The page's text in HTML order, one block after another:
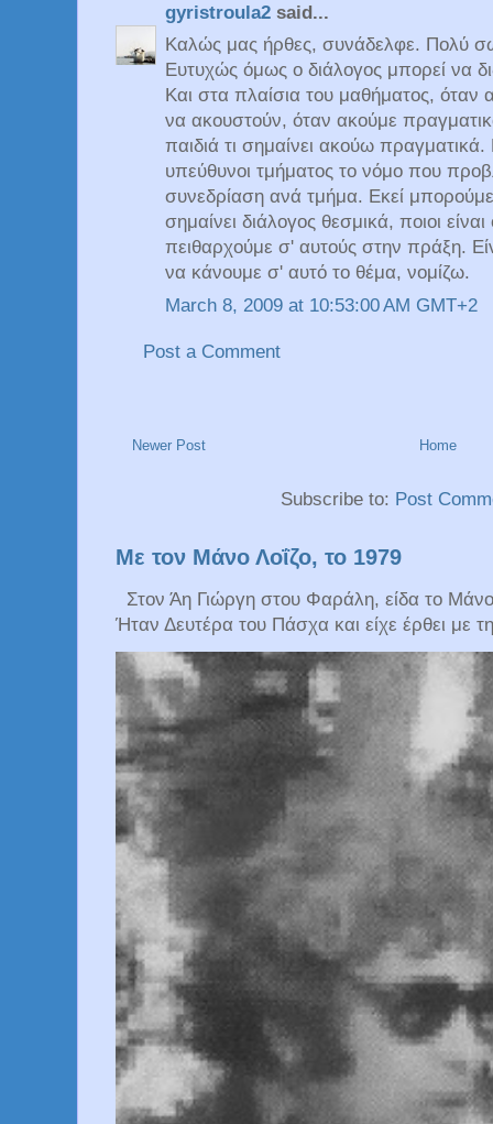
gyristroula2 said...
Kαλώς μας ήρθες, συνάδελφε. Πολύ
Ευτυχώς όμως ο διάλογος μπορεί να
Και στα πλαίσια του μαθήματος, όταν
να ακουστούν, όταν ακούμε
παιδιά τι σημαίνει ακούω
υπεύθυνοι τμήματος το νόμο που
συνεδρίαση ανά τμήμα. Εκεί
σημαίνει διάλογος θεσμικά, ποιοι
πειθαρχούμε σ' αυτούς στην πράξη.
να κάνουμε σ' αυτό το θέμα, νομίζω.
March 8, 2009 at 10:53:00 AM GMT+2
Post a Comment
Newer Post Home
Subscribe to: Post
Με τον Μάνο Λοΐζο, το 1979
Στον Άη Γιώργη στου Φαράλη, είδα το Μάνο
Ήταν Δευτέρα του Πάσχα και είχε έρθει με